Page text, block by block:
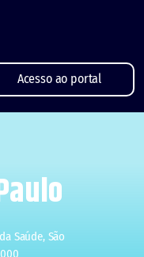
Acesso ao portal
Saúde, São